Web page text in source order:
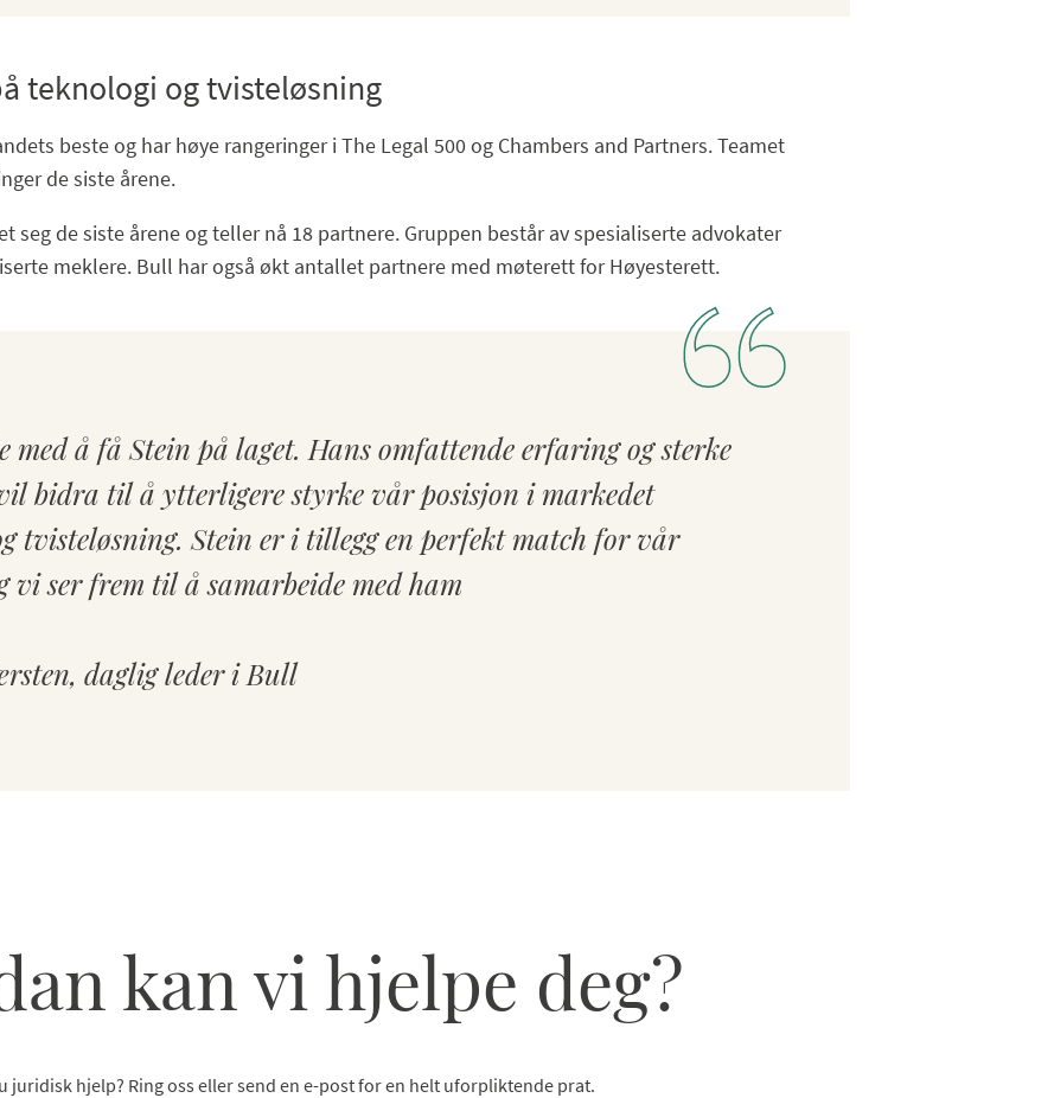
teknologi og tvisteløsning
beste og har høye rangeringer i The Legal 500 og Chambers and Partners. Teamet
de siste årene.
seg de siste årene og teller nå 18 partnere. Gruppen består av spesialiserte advokater
meklere. Bull har også økt antallet partnere med møterett for Høyesterett.
med å få Stein på laget. Hans omfattende erfaring og sterke
bidra til å ytterligere styrke vår posisjon i markedet
tvisteløsning. Stein er i tillegg en perfekt match for vår
vi ser frem til å samarbeide med ham
daglig leder i Bull
kan vi hjelpe deg?
juridisk hjelp? Ring oss eller send en e-post for en helt uforpliktende prat.